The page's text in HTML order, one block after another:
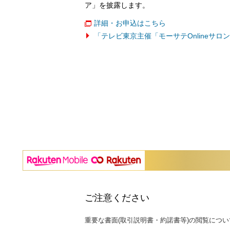
ア」を披露します。
詳細・お申込はこちら
「テレビ東京主催「モーサテOnlineサロ
ご注意ください
重要な書面(取引説明書・約諾書等)の閲覧につ